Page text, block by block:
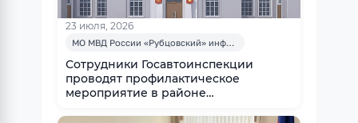
23 июля, 2026
МО МВД России «Рубцовский» информирует
Сотрудники Госавтоинспекции
проводят профилактическое
мероприятие в районе